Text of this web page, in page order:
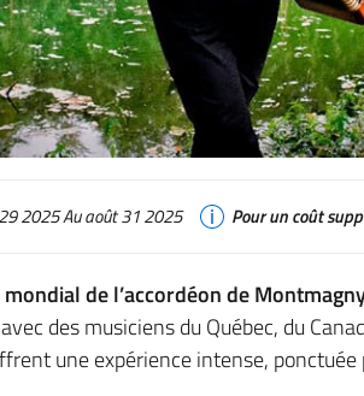
2025 Au août 31 2025 Pour un coût
de l’accordéon de
des musiciens du Québec, du
une expérience intense,